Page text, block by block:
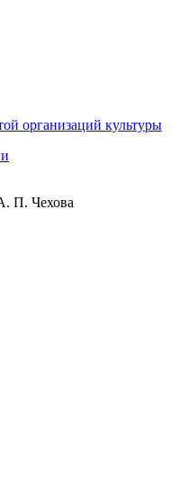
организаций культуры
П. Чехова